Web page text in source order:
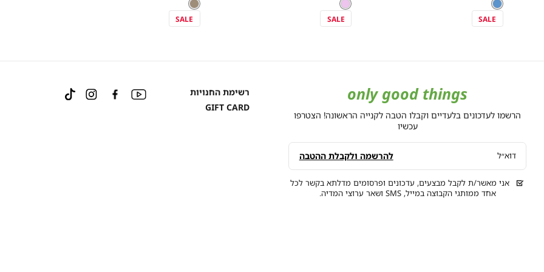
Price
כחול
SALE
Price
ורוד
SALE
Price
חום
SALE
only good things
הרשמו לעדכונים בלעדיים וקבלו הטבה לקנייה הראשונה! הצטרפו
עכשיו
דוא״ל
אני מאשר/ת לקבל מבצעים, עדכונים ופרסומים מדלתא בקשר לכל
אחד ממותגי הקבוצה במייל, SMS ושאר ערוצי המדיה.
להרשמה ולקבלת ההטבה
רשימת החנויות
GIFT CARD
YouTube
Facebook
Instagram
TikTok